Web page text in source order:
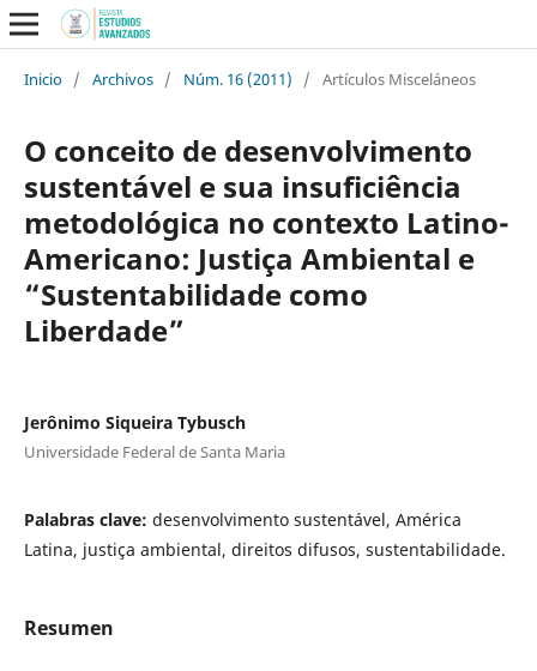
Inicio / Archivos / Núm. 16 (2011) / Artículos Misceláneos
O conceito de desenvolvimento
sustentável e sua insuficiência
metodológica no contexto Latino-
Americano: Justiça Ambiental e
“Sustentabilidade como
Liberdade”
Jerônimo Siqueira Tybusch
Universidade Federal de Santa Maria
Palabras clave: desenvolvimento sustentável, América
Latina, justiça ambiental, direitos difusos, sustentabilidade.
Resumen